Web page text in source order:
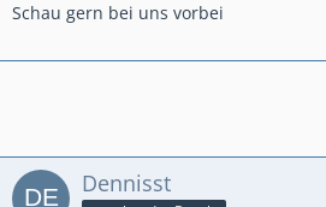
Schau gern bei uns vorbei
Dennisst